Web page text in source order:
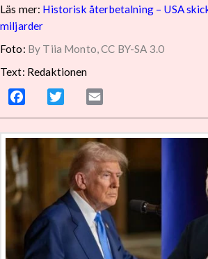
Läs mer: Historisk återbetalning – USA
miljarder
Foto: By Tiia Monto, CC BY-SA 3.0
Text: Redaktionen
Facebook Twitter